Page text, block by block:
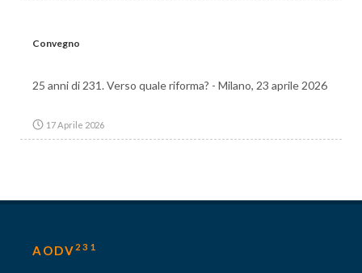
Convegno
25 anni di 231. Verso quale riforma? - Milano, 23 aprile 2026
17 Aprile 2026
AODV 231